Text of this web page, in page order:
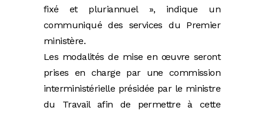
fixé et pluriannuel », indique un
communiqué des services du Premier
ministère.
Les modalités de mise en œuvre seront
prises en charge par une commission
interministérielle présidée par le ministre
du Travail afin de permettre à cette